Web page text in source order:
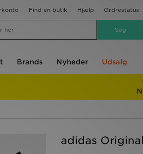
Find en butik Hjælp Ordrestatus
Brands Nyheder Udsalg
adidas